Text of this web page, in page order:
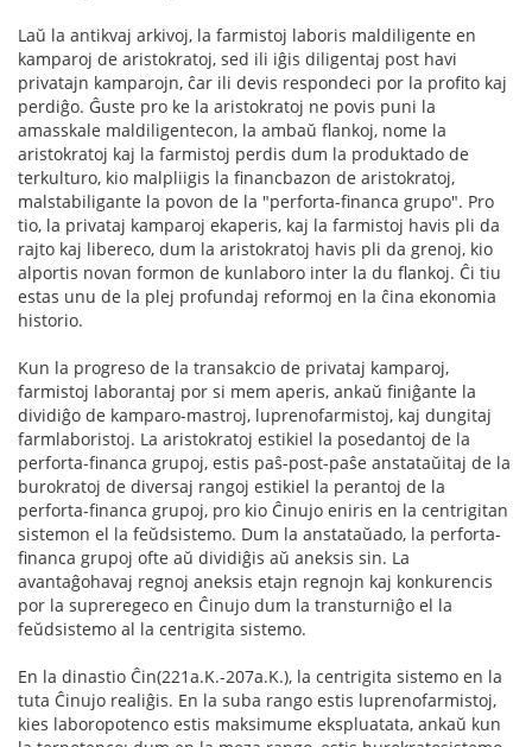
Laŭ la antikvaj arkivoj, la farmistoj laboris maldiligente en
kamparoj de aristokratoj, sed ili iĝis diligentaj post havi
privatajn kamparojn, ĉar ili devis respondeci por la profito kaj
perdiĝo. Ĝuste pro ke la aristokratoj ne povis puni la
amasskale maldiligentecon, la ambaŭ flankoj, nome la
aristokratoj kaj la farmistoj perdis dum la produktado de
terkulturo, kio malpliigis la financbazon de aristokratoj,
malstabiligante la povon de la "perforta-financa grupo". Pro
tio, la privataj kamparoj ekaperis, kaj la farmistoj havis pli da
rajto kaj libereco, dum la aristokratoj havis pli da grenoj, kio
alportis novan formon de kunlaboro inter la du flankoj. Ĉi tiu
estas unu de la plej profundaj reformoj en la ĉina ekonomia
historio.
Kun la progreso de la transakcio de privataj kamparoj,
farmistoj laborantaj por si mem aperis, ankaŭ finiĝante la
dividiĝo de kamparo-mastroj, luprenofarmistoj, kaj dungitaj
farmlaboristoj. La aristokratoj estikiel la posedantoj de la
perforta-financa grupoj, estis paŝ-post-paŝe anstataŭitaj de la
burokratoj de diversaj rangoj estikiel la perantoj de la
perforta-financa grupoj, pro kio Ĉinujo eniris en la centrigitan
sistemon el la feŭdsistemo. Dum la anstataŭado, la perforta-
financa grupoj ofte aŭ dividiĝis aŭ aneksis sin. La
avantaĝohavaj regnoj aneksis etajn regnojn kaj konkurencis
por la supreregeco en Ĉinujo dum la transturniĝo el la
feŭdsistemo al la centrigita sistemo.
En la dinastio Ĉin(221a.K.-207a.K.), la centrigita sistemo en la
tuta Ĉinujo realiĝis. En la suba rango estis luprenofarmistoj,
kies laboropotenco estis maksimume ekspluatata, ankaŭ kun